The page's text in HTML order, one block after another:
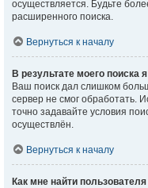
осуществляется. Будьте
расширенного поиска.
Вернуться к началу
В результате моего поиска
Ваш поиск дал слишком
сервер не смог обработать.
точно задавайте условия
осуществлён.
Вернуться к началу
Как мне найти